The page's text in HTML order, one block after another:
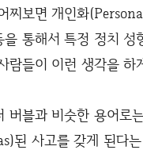
찌보면 개인화
을 통해서 특정 정치 성
람들이 이런 생각을 하
버블과 비슷한 용어로
된 사고를 갖게 된다